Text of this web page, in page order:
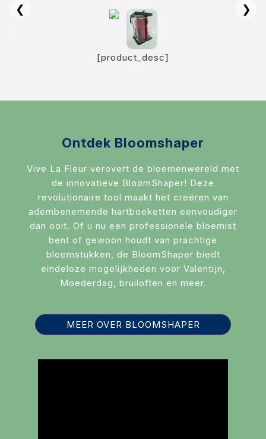
Sfeer verlichting
Mand + Bak
ijzer + Zink
Kaart en Vaas
Love & Liefde
Zijde Bloemen
Diversen
❮ ❯
[product_desc]
Ontdek Bloomshaper
Vive La Fleur verovert de bloemenwereld met
de innovatieve BloomShaper! Deze
revolutionaire tool maakt het creëren van
adembenemende hartboeketten eenvoudiger
dan ooit. Of u nu een professionele bloemist
bent of gewoon houdt van prachtige
bloemstukken, de BloomShaper biedt
eindeloze mogelijkheden voor Valentijn,
Moederdag, bruiloften en meer.
MEER OVER BLOOMSHAPER